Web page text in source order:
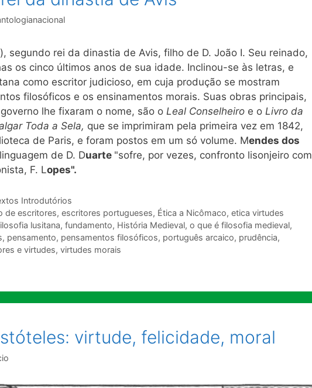
), segundo rei da dinastia de Avis, filho de D. João I. Seu reinado,
os cinco últimos anos de sua idade. Inclinou-se às letras, e
como escritor judicioso, em cuja produção se mostram
filosóficos e os ensinamentos morais. Suas obras principais,
lhe fixaram o nome, são o Leal Conselheiro e o Livro da
Toda a Sela, que se imprimiram pela primeira vez em 1842,
de Paris, e foram postos em um só volume. Mendes dos
de D. Duarte "sofre, por vezes, confronto lisonjeiro com
F. Lopes".
Introdutórios
de escritores, escritores portugueses, Ética a Nicômaco, etica virtudes
lusitana, fundamento, História Medieval, o que é filosofia medieval,
, pensamento, pensamentos filosóficos, português arcaico, prudência,
e virtudes, virtudes morais
virtude, felicidade, moral